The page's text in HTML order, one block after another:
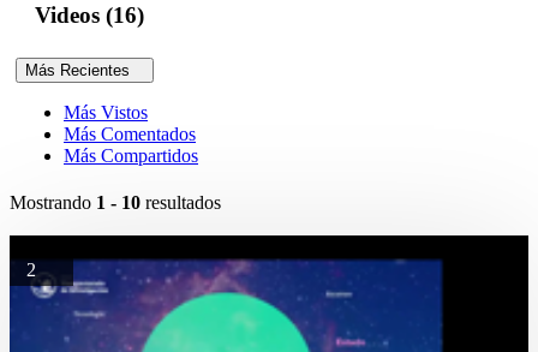
Videos (16)
Más Recientes
Más Vistos
Más Comentados
Más Compartidos
Mostrando 1 - 10 resultados
2